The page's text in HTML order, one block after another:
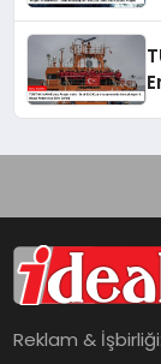
Reklam &